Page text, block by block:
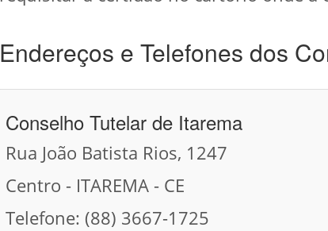
Endereços e Telefones dos
Conselho Tutelar de Itarema
Rua João Batista Rios, 1247
Centro - ITAREMA - CE
Telefone: (88) 3667-1725